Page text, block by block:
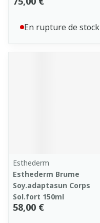
En rupture de stock
Esthederm
Esthederm Brume
Soy.adaptasun Corps
Sol.fort 150ml
58,00 €